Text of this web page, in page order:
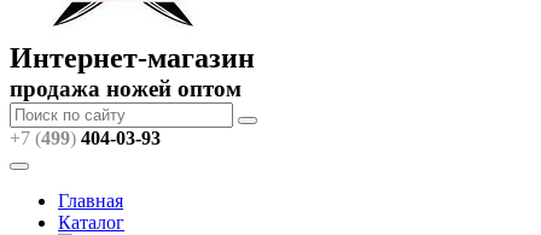
Интернет-магазин
продажа ножей оптом
+7 (499) 404-03-93
Главная
Каталог